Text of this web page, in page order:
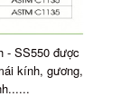
- SS550 được
kính, gương,